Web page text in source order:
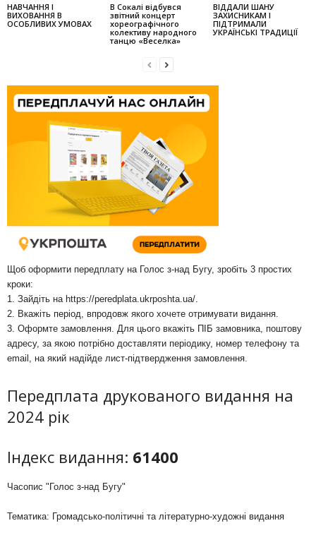
НАВЧАННЯ І
ВИХОВАННЯ В
ОСОБЛИВИХ УМОВАХ
В Сокалі відбувся
звітний концерт
хореографічного
колек­тиву народного
танцю «Веселка»
ВІДДАЛИ ШАНУ
ЗАХИСНИКАМ І
ПІДТРИМАЛИ
УКРАЇНСЬКІ ТРАДИЦІЇ
Щоб оформити передплату на Голос з-над Бугу, зробіть 3 простих
кроки:
1. Зайдіть на https://peredplata.ukrposhta.ua/.
2. Вкажіть період, впродовж якого хочете отримувати видання.
3. Оформте замовлення. Для цього вкажіть ПІБ замовника, поштову
адресу, за якою потрібно доставляти періодику, номер телефону та
email, на який надійде лист-підтвердження замовлення.
Передплата друкованого видання на
2024 рік
Індекс видання: 61400
Часопис "Голос з-над Бугу"
Тематика: Громадсько-політичні та літературно-художні видання